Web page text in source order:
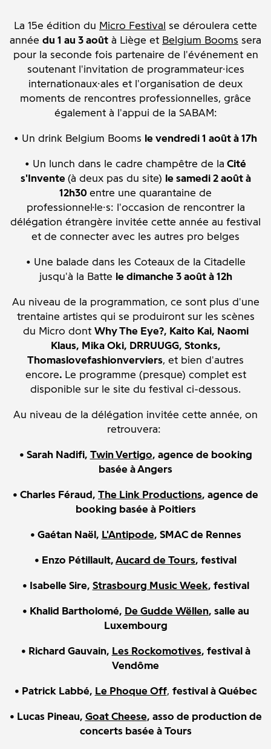
La 15e édition du Micro Festival se déroulera cette
année du 1 au 3 août à Liège et Belgium Booms sera
pour la seconde fois partenaire de l'événement en
soutenant l'invitation de programmateur·ices
internationaux·ales et l'organisation de deux
moments de rencontres professionnelles, grâce
également à l'appui de la SABAM:
• Un drink Belgium Booms le vendredi 1 août à 17h
• Un lunch dans le cadre champêtre de la Cité
s'Invente (à deux pas du site) le samedi 2 août à
12h30 entre une quarantaine de
professionnel·le·s: l'occasion de rencontrer la
délégation étrangère invitée cette année au festival
et de connecter avec les autres pro belges
• Une balade dans les Coteaux de la Citadelle
jusqu'à la Batte le dimanche 3 août à 12h
Au niveau de la programmation, ce sont plus d'une
trentaine artistes qui se produiront sur les scènes
du Micro dont Why The Eye?, Kaito Kai, Naomi
Klaus, Mika Oki, DRRUUGG, Stonks,
Thomaslovefashionverviers, et bien d'autres
encore. Le programme (presque) complet est
disponible sur le site du festival ci-dessous.
Au niveau de la délégation invitée cette année, on
retrouvera:
• Sarah Nadifi, Twin Vertigo, agence de booking
basée à Angers
• Charles Féraud, The Link Productions, agence de
booking basée à Poitiers
• Gaétan Naël, L'Antipode, SMAC de Rennes
• Enzo Pétillault,Aucard de Tours, festival
• Isabelle Sire, Strasbourg Music Week, festival
• Khalid Bartholomé, De Gudde Wëllen, salle au
Luxembourg
• Richard Gauvain, Les Rockomotives, festival à
Vendôme
• Patrick Labbé, Le Phoque Off, festival à Québec
• Lucas Pineau, Goat Cheese, asso de production de
concerts basée à Tours